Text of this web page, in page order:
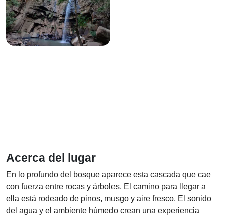
Acerca del lugar
En lo profundo del bosque aparece esta cascada que cae
con fuerza entre rocas y árboles. El camino para llegar a
ella está rodeado de pinos, musgo y aire fresco. El sonido
del agua y el ambiente húmedo crean una experiencia